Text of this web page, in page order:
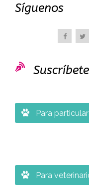
Síguenos

 Para
 Para